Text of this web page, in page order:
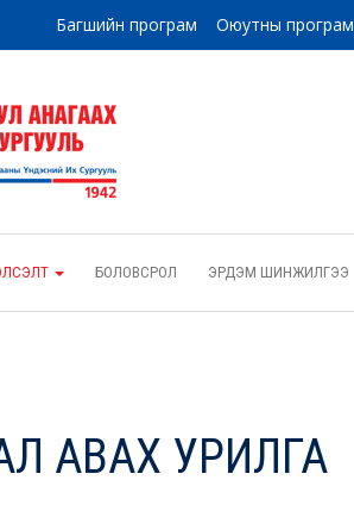
Багшийн програм Оюутны програм
БОЛОВСРОЛ ЭРДЭМ ШИНЖИЛГЭЭ
АВАХ УРИЛГА